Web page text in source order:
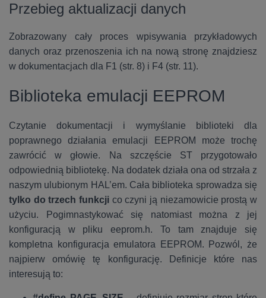
Przebieg aktualizacji danych
Zobrazowany cały proces wpisywania przykładowych
danych oraz przenoszenia ich na nową stronę znajdziesz
w dokumentacjach dla F1 (str. 8) i F4 (str. 11).
Biblioteka emulacji EEPROM
Czytanie dokumentacji i wymyślanie biblioteki dla
poprawnego działania emulacji EEPROM może trochę
zawrócić w głowie. Na szczęście ST przygotowało
odpowiednią bibliotekę. Na dodatek działa ona od strzała z
naszym ulubionym HAL’em. Cała biblioteka sprowadza się
tylko do trzech funkcji co czyni ją niezamowicie prostą w
użyciu. Pogimnastykować się natomiast można z jej
konfiguracją w pliku eeprom.h. To tam znajduje się
kompletna konfiguracja emulatora EEPROM. Pozwól, że
najpierw omówię tę konfigurację. Definicje które nas
interesują to: